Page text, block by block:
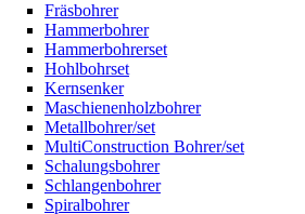
Fräsbohrer
Hammerbohrer
Hammerbohrerset
Hohlbohrset
Kernsenker
Maschienenholzbohrer
Metallbohrer/set
MultiConstruction Bohrer/set
Schalungsbohrer
Schlangenbohrer
Spiralbohrer